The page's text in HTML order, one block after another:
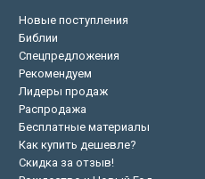
Новые поступления
Библии
Спецпредложения
Рекомендуем
Лидеры продаж
Распродажа
Бесплатные материалы
Как купить дешевле?
Скидка за отзыв!